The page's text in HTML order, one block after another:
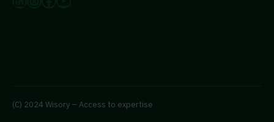
(C) 2024 Wisory – Access to expertise